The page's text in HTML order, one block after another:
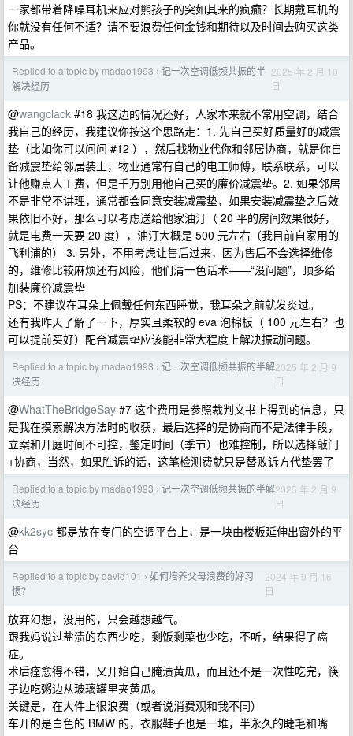
一家都带着降噪耳机来应对熊孩子的突如其来的疯癫？长期戴耳机的
你就没有任何不适？请不要浪费任何金钱和期待以及时间去购买这类
产品。
Replied to a topic by madao1993 › 记一次空调低频共振的半
解决经历
2025 年 2 月 10
日
@wangclack #18 我这边的情况还好，人家本来就不常用空调，结合
我自己的经历，我建议你按这个思路走：1. 先自己买好质量好的减震
垫（比如你可以问问 #12 ），然后找物业代你和邻居协商，就是你自
备减震垫给邻居装上，物业通常有自己的电工师傅，联系联系，可以
让他赚点人工费，但是千万别用他自己买的廉价减震垫。2. 如果邻居
不是非常不讲理，通常都会同意安装减震垫，如果安装减震垫之后效
果依旧不好，那么可以考虑送给他家油汀（ 20 平的房间效果很好，
就是电费一天要 20 度），油汀大概是 500 元左右（我目前自家用的
飞利浦的） 3. 另外，不用考虑让售后过来，因为售后不会选择维修
的，维修比较麻烦还有风险，他们清一色话术——“没问题”，顶多给
加装廉价减震垫
PS：不建议在耳朵上佩戴任何东西睡觉，我耳朵之前就发炎过。
还有我昨天了解了一下，厚实且柔软的 eva 泡棉板（ 100 元左右？也
可以提前买好）配合减震垫应该能非常大程度上解决振动问题。
Replied to a topic by madao1993 › 记一次空调低频共振的半解
决经历
2025 年 2 月 9
日
@WhatTheBridgeSay #7 这个费用是参照裁判文书上得到的信息，只
是我在摸索解决方法时的收获，最后选择的是协商而不是法律手段，
立案和开庭时间不可控，鉴定时间（季节）也难控制，所以选择敲门
+协商，当然，如果胜诉的话，这笔检测费就只是替败诉方代垫罢了
Replied to a topic by madao1993 › 记一次空调低频共振的半解
决经历
2025 年 2 月 9
日
@kk2syc 都是放在专门的空调平台上，是一块由楼板延伸出窗外的平
台
Replied to a topic by david101 › 如何培养父母浪费的好习
惯？
2024 年 9 月 16
日
放弃幻想，没用的，只会越想越气。
跟我妈说过盐渍的东西少吃，剩饭剩菜也少吃，不听，结果得了癌
症。
术后痊愈得不错，又开始自己腌渍黄瓜，而且还不是一次性吃完，筷
子边吃粥边从玻璃罐里夹黄瓜。
关键是，在大件上很浪费（或者说消费观和我不同）
车开的是白色的 BMW 的，衣服鞋子也是一堆，半永久的睫毛和嘴